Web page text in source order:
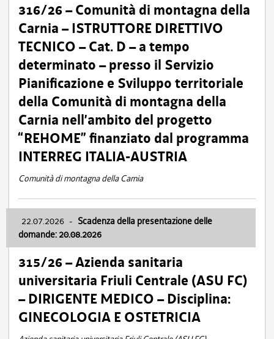
316/26 – Comunità di montagna della
Carnia – ISTRUTTORE DIRETTIVO
TECNICO – Cat. D – a tempo
determinato – presso il Servizio
Pianificazione e Sviluppo territoriale
della Comunità di montagna della
Carnia nell’ambito del progetto
“REHOME” finanziato dal programma
INTERREG ITALIA-AUSTRIA
Comunità di montagna della Carnia
22.07.2026 - Scadenza della presentazione delle
domande: 20.08.2026
315/26 – Azienda sanitaria
universitaria Friuli Centrale (ASU FC)
– DIRIGENTE MEDICO – Disciplina:
GINECOLOGIA E OSTETRICIA